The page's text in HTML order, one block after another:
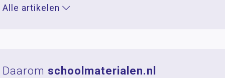
Alle artikelen
Daarom schoolmaterialen.nl